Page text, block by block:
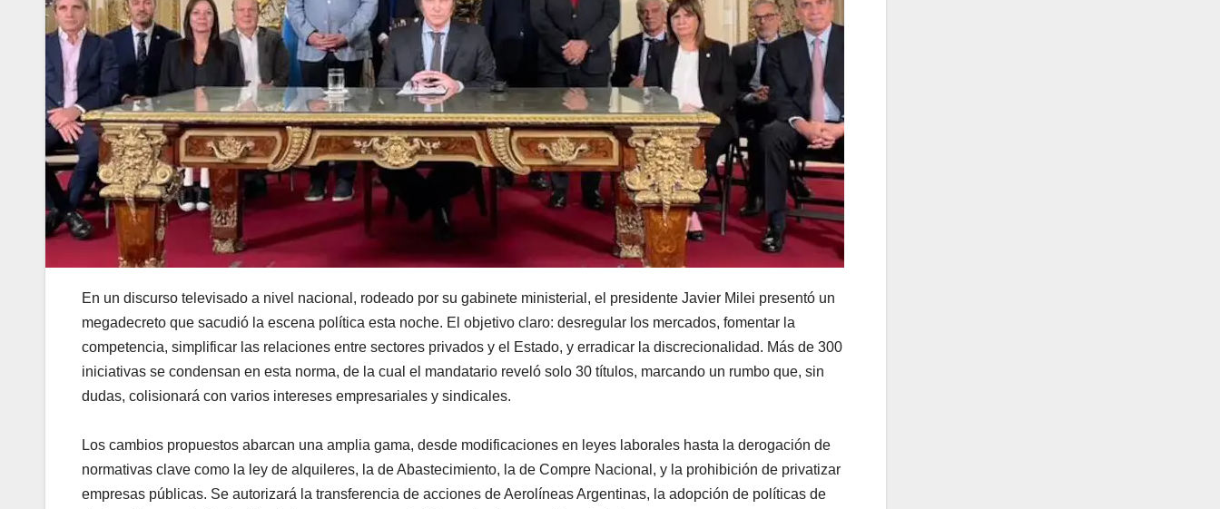
En un discurso televisado a nivel nacional, rodeado por su gabinete ministerial, el presidente Javier Milei presentó un
megadecreto que sacudió la escena política esta noche. El objetivo claro: desregular los mercados, fomentar la
competencia, simplificar las relaciones entre sectores privados y el Estado, y erradicar la discrecionalidad. Más de 300
iniciativas se condensan en esta norma, de la cual el mandatario reveló solo 30 títulos, marcando un rumbo que, sin
dudas, colisionará con varios intereses empresariales y sindicales.
Los cambios propuestos abarcan una amplia gama, desde modificaciones en leyes laborales hasta la derogación de
normativas clave como la ley de alquileres, la de Abastecimiento, la de Compre Nacional, y la prohibición de privatizar
empresas públicas. Se autorizará la transferencia de acciones de Aerolíneas Argentinas, la adopción de políticas de